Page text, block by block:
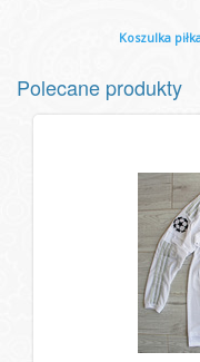
Koszulka
Polecane produkty